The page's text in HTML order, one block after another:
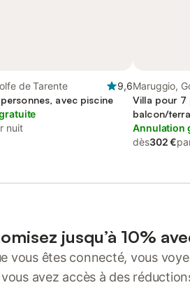
de Tarente
9,6
avec piscine
nuit
Maruggio,
Villa pour 7
balcon/
Annulation
dès302 €
jusqu’à 10%
vous êtes connecté, vous
avez accès à des